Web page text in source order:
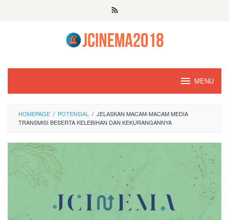
MENU
HOMEPAGE / POTENSIAL / JELASKAN MACAM-MACAM MEDIA
TRANSMISI BESERTA KELEBIHAN DAN KEKURANGANNYA